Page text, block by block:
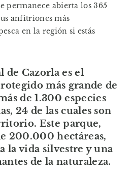
permanece abierta los 365
anfitriones más
en la región si estás
de Cazorla es el
más grande de
de 1.300 especies
24 de las cuales son
Este parque,
200.000 hectáreas,
la vida silvestre y una
de la naturaleza.